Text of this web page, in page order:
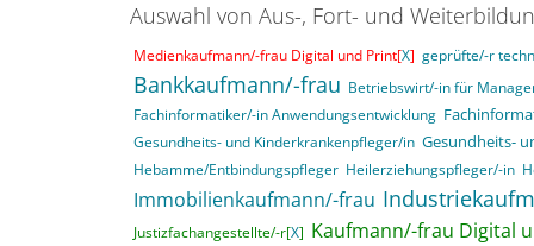
Auswahl von Aus-, Fort- und
Medienkaufmann/-frau Digital und Print[X] geprüfte/-r
Bankkaufmann/-frau Betriebswirt/-in für
Fachinformatiker/-in Anwendungsentwicklung
Gesundheits- und Kinderkrankenpfleger/in Gesundheits-
Hebamme/Entbindungspfleger Heilerziehungspfleger/-in
Immobilienkaufmann/-frau
Justizfachangestellte/-r[X] Kaufmann/-frau Digital